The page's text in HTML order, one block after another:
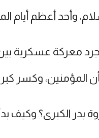
وأحد أعظم أيام
معركة عسكرية
المؤمنين، وكسر
بدر الكبرى؟ وكيف